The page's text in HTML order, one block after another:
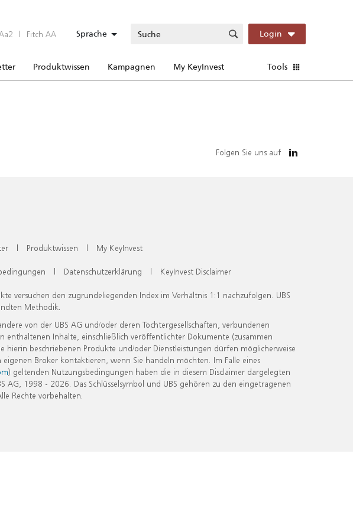
| Fitch AA Sprache Login
Produktwissen Kampagnen My KeyInvest Tools
Folgen Sie uns auf
| Produktwissen | My KeyInvest
| Datenschutzerklärung | KeyInvest Disclaimer
versuchen den zugrundeliegenden Index im Verhältnis 1:1 nachzufolgen. UBS
Methodik.
von der UBS AG und/oder deren Tochtergesellschaften, verbundenen
Inhalte, einschließlich veröffentlichter Dokumente (zusammen
beschriebenen Produkte und/oder Dienstleistungen dürfen möglicherweise
Broker kontaktieren, wenn Sie handeln möchten. Im Falle eines
) geltenden Nutzungsbedingungen haben die in diesem Disclaimer dargelegten
1998 - 2026. Das Schlüsselsymbol und UBS gehören zu den eingetragenen
Rechte vorbehalten.